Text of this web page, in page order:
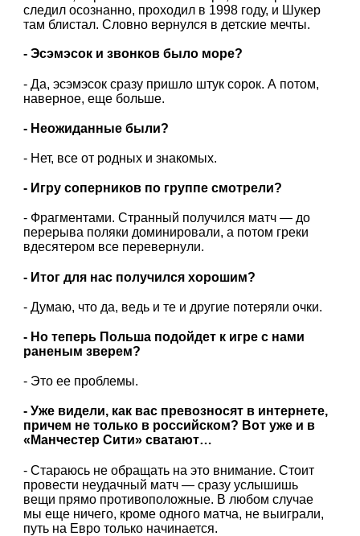
следил осознанно, проходил в 1998 году, и Шукер
там блистал. Словно вернулся в детские мечты.
- Эсэмэсок и звонков было море?
- Да, эсэмэсок сразу пришло штук сорок. А потом,
наверное, еще больше.
- Неожиданные были?
- Нет, все от родных и знакомых.
- Игру соперников по группе смотрели?
- Фрагментами. Странный получился матч — до
перерыва поляки доминировали, а потом греки
вдесятером все перевернули.
- Итог для нас получился хорошим?
- Думаю, что да, ведь и те и другие потеряли очки.
- Но теперь Польша подойдет к игре с нами
раненым зверем?
- Это ее проблемы.
- Уже видели, как вас превозносят в интернете,
причем не только в российском? Вот уже и в
«Манчестер Сити» сватают…
- Стараюсь не обращать на это внимание. Стоит
провести неудачный матч — сразу услышишь
вещи прямо противоположные. В любом случае
мы еще ничего, кроме одного матча, не выиграли,
путь на Евро только начинается.